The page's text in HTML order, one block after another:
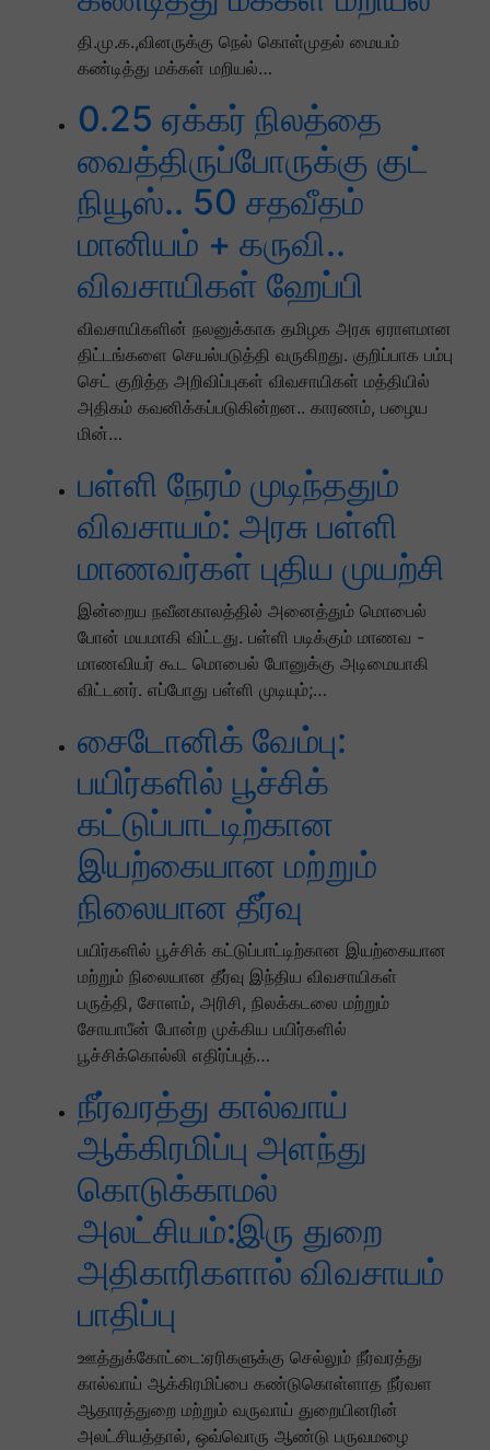
தி.மு.க.,வினருக்கு நெல் கொள்முதல் மையம்
கண்டித்து மக்கள் மறியல்…
0.25 ஏக்கர் நிலத்தை
வைத்திருப்போருக்கு குட்
நியூஸ்.. 50 சதவீதம்
மானியம் + கருவி..
விவசாயிகள் ஹேப்பி
விவசாயிகளின் நலனுக்காக தமிழக அரசு ஏராளமான
திட்டங்களை செயல்படுத்தி வருகிறது. குறிப்பாக பம்பு
செட் குறித்த அறிவிப்புகள் விவசாயிகள் மத்தியில்
அதிகம் கவனிக்கப்படுகின்றன.. காரணம், பழைய
மின்…
பள்ளி நேரம் முடிந்ததும்
விவசாயம்: அரசு பள்ளி
மாணவர்கள் புதிய முயற்சி
இன்றைய நவீனகாலத்தில் அனைத்தும் மொபைல்
போன் மயமாகி விட்டது. பள்ளி படிக்கும் மாணவ -
மாணவியர் கூட மொபைல் போனுக்கு அடிமையாகி
விட்டனர். எப்போது பள்ளி முடியும்;…
சைடோனிக் வேம்பு:
பயிர்களில் பூச்சிக்
கட்டுப்பாட்டிற்கான
இயற்கையான மற்றும்
நிலையான தீர்வு
பயிர்களில் பூச்சிக் கட்டுப்பாட்டிற்கான இயற்கையான
மற்றும் நிலையான தீர்வு இந்திய விவசாயிகள்
பருத்தி, சோளம், அரிசி, நிலக்கடலை மற்றும்
சோயாபீன் போன்ற முக்கிய பயிர்களில்
பூச்சிக்கொல்லி எதிர்ப்புத்…
நீர்வரத்து கால்வாய்
ஆக்கிரமிப்பு அளந்து
கொடுக்காமல்
அலட்சியம்:இரு துறை
அதிகாரிகளால் விவசாயம்
பாதிப்பு
ஊத்துக்கோட்டை:ஏரிகளுக்கு செல்லும் நீர்வரத்து
கால்வாய் ஆக்கிரமிப்பை கண்டுகொள்ளாத நீர்வள
ஆதாரத்துறை மற்றும் வருவாய் துறையினரின்
அலட்சியத்தால், ஒவ்வொரு ஆண்டு பருவமழை